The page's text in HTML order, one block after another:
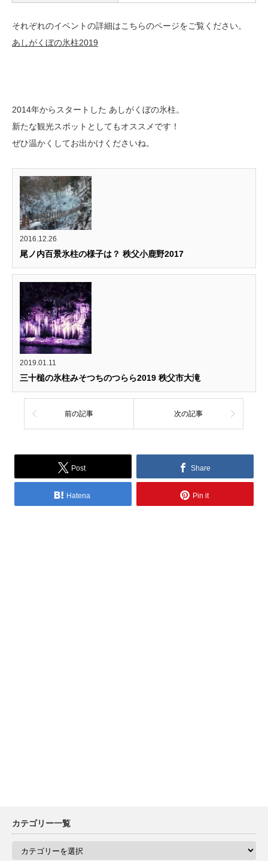
それぞれのイベントの詳細はこちらのページをご覧ください。
あしがくぼの氷柱2019
2014年からスタートした あしがくぼの氷柱。
新たな観光スポットとしてもオススメです！
ぜひ温かくしてお出かけくださいね。
2016.12.26
尾ノ内百景氷柱の様子は？ 秩父小鹿野2017
2019.01.11
三十槌の氷柱みそつちのつらら2019 秩父市大滝
前の記事 次の記事
Post Share
Hatena Pin it
カテゴリー一覧